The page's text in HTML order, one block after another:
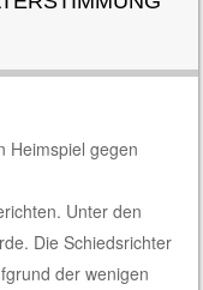
Heimspiel gegen
Unter den
Die Schiedsrichter
der wenigen